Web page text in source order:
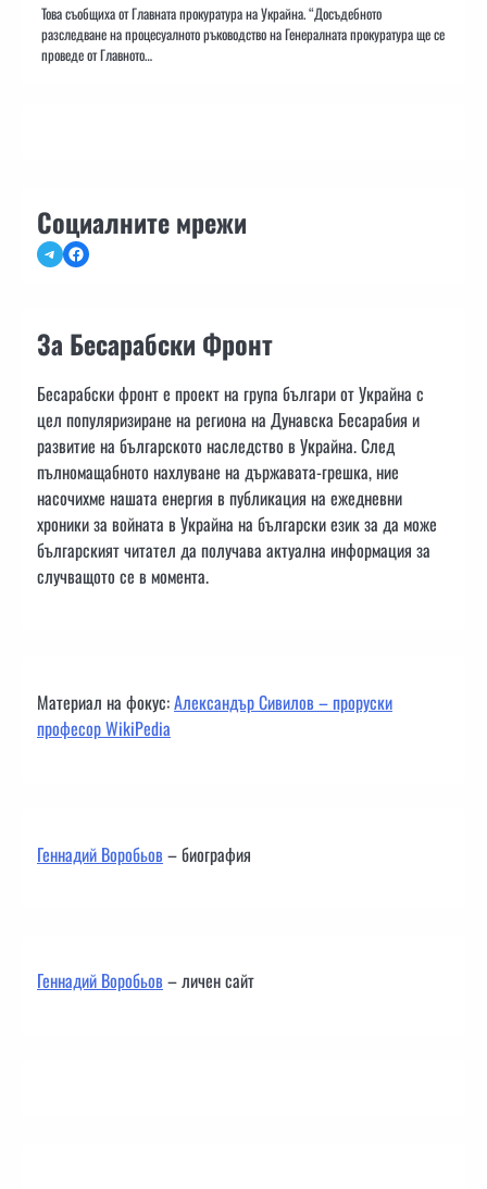
Това съобщиха от Главната прокуратура на Украйна. “Досъдебното
разследване на процесуалното ръководство на Генералната прокуратура ще се
проведе от Главното…
Социалните мрежи
TelegramFacebook
За Бесарабски Фронт
Бесарабски фронт е проект на група българи от Украйна с
цел популяризиране на региона на Дунавска Бесарабия и
развитие на българското наследство в Украйна. След
пълномащабното нахлуване на държавата-грешка, ние
насочихме нашата енергия в публикация на ежедневни
хроники за войната в Украйна на български език за да може
българският читател да получава актуална информация за
случващото се в момента.
Материал на фокус:Александър Сивилов – проруски
професор WikiPedia
Геннадий Воробьов– биография
Геннадий Воробьов– личен сайт